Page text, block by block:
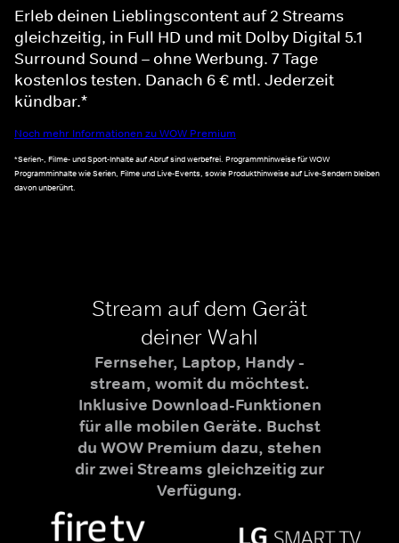
Erleb deinen Lieblingscontent auf 2 Streams
gleichzeitig, in Full HD und mit Dolby Digital 5.1
Surround Sound – ohne Werbung. 7 Tage
kostenlos testen. Danach 6 € mtl. Jederzeit
kündbar.*
Noch mehr Informationen zu WOW Premium
*Serien-, Filme- und Sport-Inhalte auf Abruf sind werbefrei. Programmhinweise für WOW
Programminhalte wie Serien, Filme und Live-Events, sowie Produkthinweise auf Live-Sendern bleiben
davon unberührt.
Stream auf dem Gerät
deiner Wahl
Fernseher, Laptop, Handy -
stream, womit du möchtest.
Inklusive Download-Funktionen
für alle mobilen Geräte. Buchst
du WOW Premium dazu, stehen
dir zwei Streams gleichzeitig zur
Verfügung.